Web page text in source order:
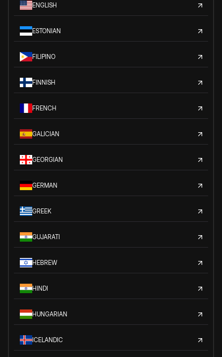
ENGLISH
ESTONIAN
FILIPINO
FINNISH
FRENCH
GALICIAN
GEORGIAN
GERMAN
GREEK
GUJARATI
HEBREW
HINDI
HUNGARIAN
ICELANDIC